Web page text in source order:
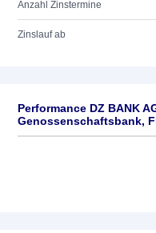
Anzahl Zinstermine
Zinslauf ab
Performance DZ BANK
Genossenschaftsbank,